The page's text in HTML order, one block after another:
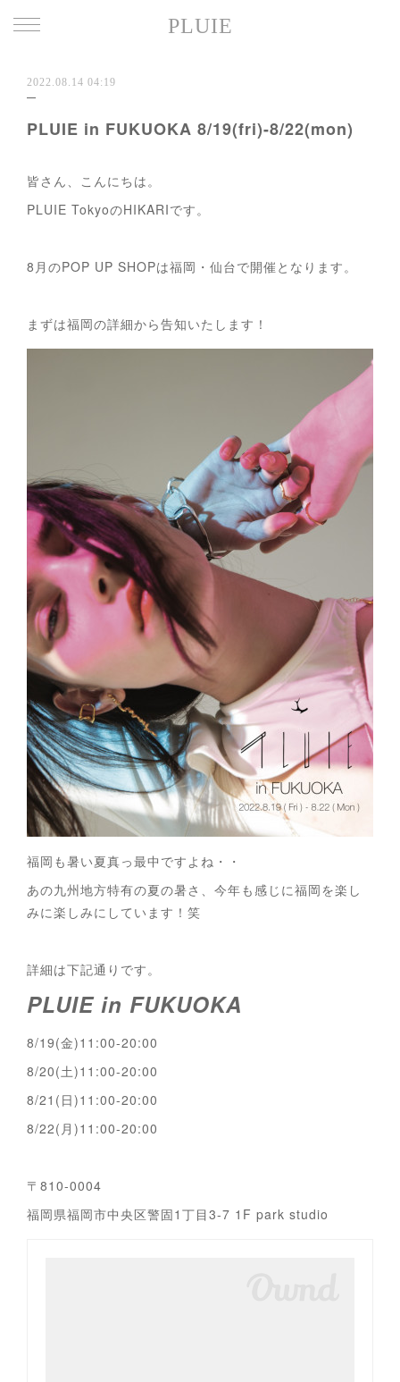
PLUIE
2022.08.14 04:19
PLUIE in FUKUOKA 8/19(fri)-8/22(mon)
皆さん、こんにちは。
PLUIE TokyoのHIKARIです。
8月のPOP UP SHOPは福岡・仙台で開催となります。
まずは福岡の詳細から告知いたします！
福岡も暑い夏真っ最中ですよね・・
あの九州地方特有の夏の暑さ、今年も感じに福岡を楽し
みに楽しみにしています！笑
詳細は下記通りです。
PLUIE in FUKUOKA
8/19(金)11:00-20:00
8/20(土)11:00-20:00
8/21(日)11:00-20:00
8/22(月)11:00-20:00
〒810-0004
福岡県福岡市中央区警固1丁目3-7 1F park studio